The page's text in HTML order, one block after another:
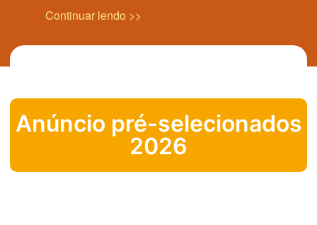
Continuar lendo >>
Anúncio pré-selecionados
2026